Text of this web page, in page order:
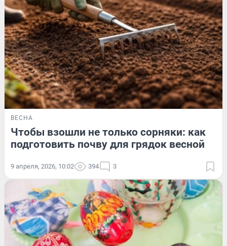
ВЕСНА
Чтобы взошли не только сорняки: как
подготовить почву для грядок весной
9 апреля, 2026, 10:02 394 3